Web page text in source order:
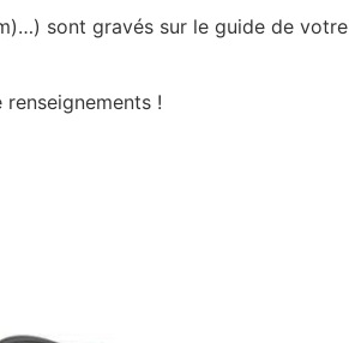
sont gravés sur le guide de
!